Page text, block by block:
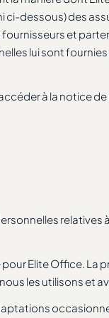
ci-dessous) des
fournisseurs et
lui sont
à la notice
Elite Office. La
les utilisons et